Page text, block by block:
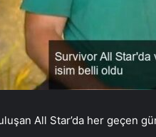
All Star’da her geçen